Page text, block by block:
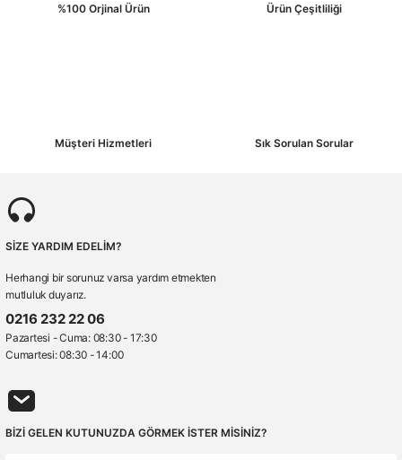
%100 Orjinal Ürün Ürün Çeşitliliği
Müşteri Hizmetleri Sık Sorulan Sorular
SİZE YARDIM EDELİM?
Herhangi bir sorunuz varsa yardım etmekten
mutluluk duyarız.
0216 232 22 06
Pazartesi - Cuma: 08:30 - 17:30
Cumartesi: 08:30 - 14:00
BİZİ GELEN KUTUNUZDA GÖRMEK İSTER MİSİNİZ?